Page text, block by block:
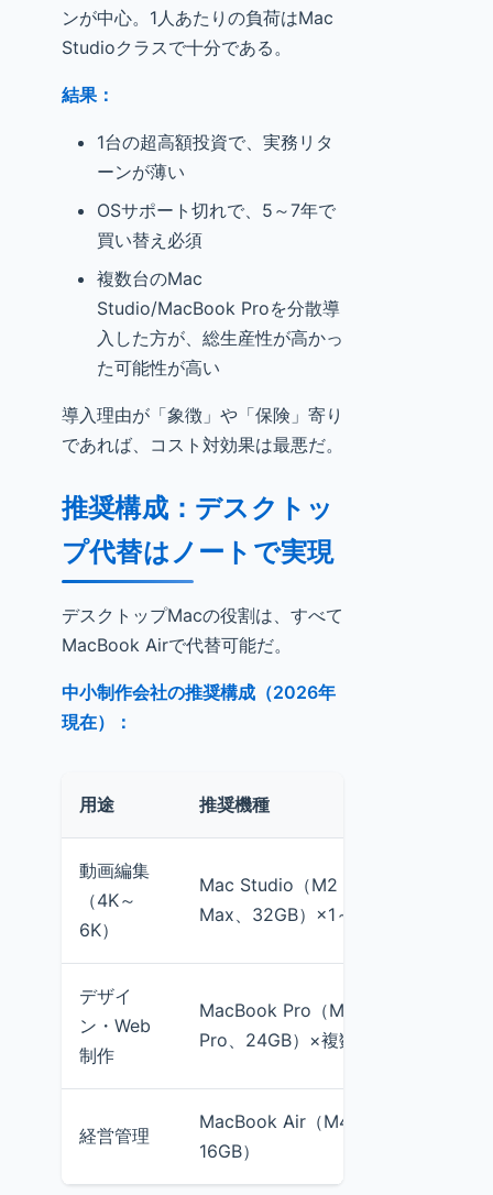
ンが中心。1人あたりの負荷はMac
Studioクラスで十分である。
結果：
1台の超高額投資で、実務リタ
ーンが薄い
OSサポート切れで、5～7年で
買い替え必須
複数台のMac
Studio/MacBook Proを分散導
入した方が、総生産性が高かっ
た可能性が高い
導入理由が「象徴」や「保険」寄り
であれば、コスト対効果は最悪だ。
推奨構成：デスクトッ
プ代替はノートで実現
デスクトップMacの役割は、すべて
MacBook Airで代替可能だ。
中小制作会社の推奨構成（2026年
現在）：
用途 推奨機種
動画編集
（4K～
6K）
Mac Studio（M2
Max、32GB）×1～2台
デザイ
ン・Web
制作
MacBook Pro（M4
Pro、24GB）×複数台
経営管理
MacBook Air（M4、
16GB）